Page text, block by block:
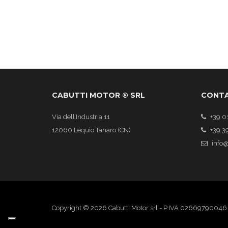
CABUTTI MOTOR ® SRL
Via dell’Industria 11
12060 Lequio Tanaro (CN)
+39
+39
Copyright © 2026 Cabutti Motor srl - P.IVA